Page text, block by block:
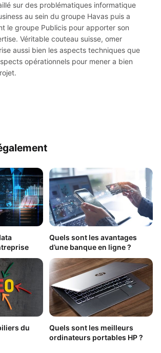
sur des problématiques informatique
au sein du groupe Havas puis a
le groupe Publicis pour apporter son
Véritable couteau suisse, omer
aussi bien les aspects techniques que
opérationnels pour mener a bien
Quels sont les avantages
d’une banque en ligne ?
du
Quels sont les meilleurs
ordinateurs portables HP ?